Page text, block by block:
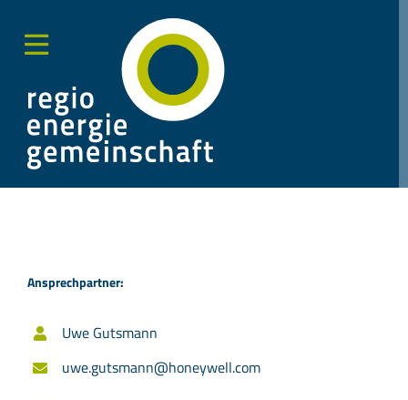
Inhalt
springen
Ansprechpartner:
Uwe Gutsmann
uwe.gutsmann@honeywell.com
Sliding